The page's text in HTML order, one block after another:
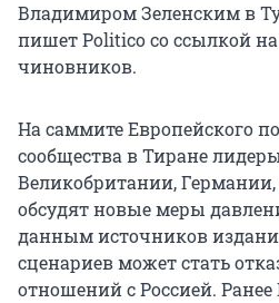
Владимиром Зеленским в
пишет Politico со ссылкой
чиновников.
На саммите Европейского
сообщества в Тиране
Великобритании,
обсудят новые меры
данным источников
сценариев может стать
отношений с Россией.